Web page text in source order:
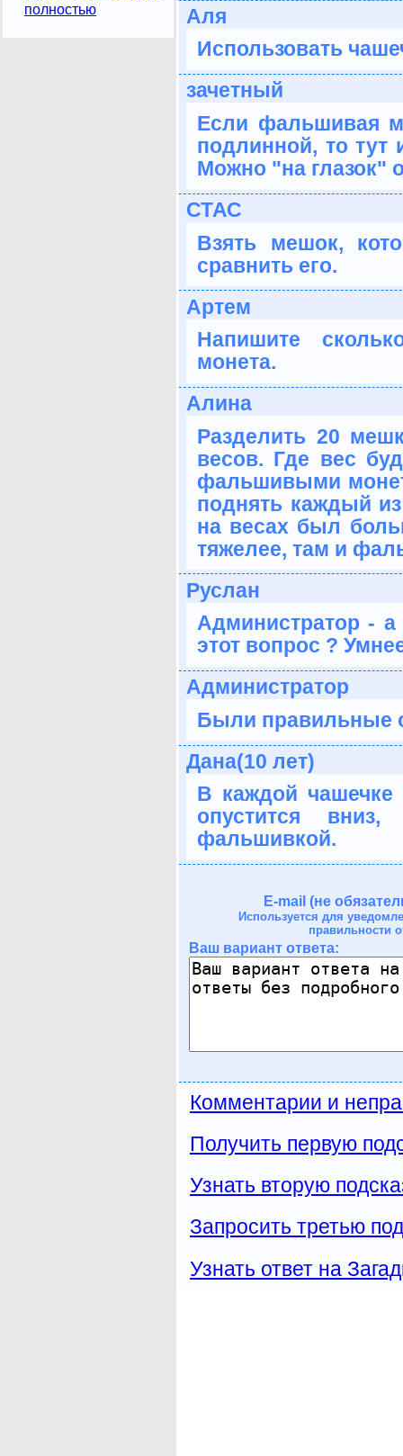
полностью
Аля
Использовать
зачетный
Если фальшивая
подлинной, то тут
Можно "на глазок"
СТАС
Взять мешок,
сравнить его.
Артем
Напишите
монета.
Алина
Разделить 20
весов. Где вес
фальшивыми
поднять каждый
на весах был
тяжелее, там и
Руслан
Администратор - а
этот вопрос ?
Администратор
Были правильные
Дана(10 лет)
В каждой
опустится
фальшивкой.
E-mail (не
Используется для
правильности
Ваш вариант ответа:
Комментарии и
Получить первую
Узнать вторую
Запросить третью
Узнать ответ на